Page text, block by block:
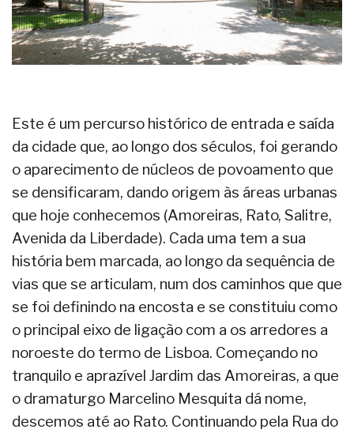
Este é um percurso histórico de entrada e saída
da cidade que, ao longo dos séculos, foi gerando
o aparecimento de núcleos de povoamento que
se densificaram, dando origem às áreas urbanas
que hoje conhecemos (Amoreiras, Rato, Salitre,
Avenida da Liberdade). Cada uma tem a sua
história bem marcada, ao longo da sequência de
vias que se articulam, num dos caminhos que que
se foi definindo na encosta e se constituiu como
o principal eixo de ligação com a os arredores a
noroeste do termo de Lisboa. Começando no
tranquilo e aprazível Jardim das Amoreiras, a que
o dramaturgo Marcelino Mesquita dá nome,
descemos até ao Rato. Continuando pela Rua do